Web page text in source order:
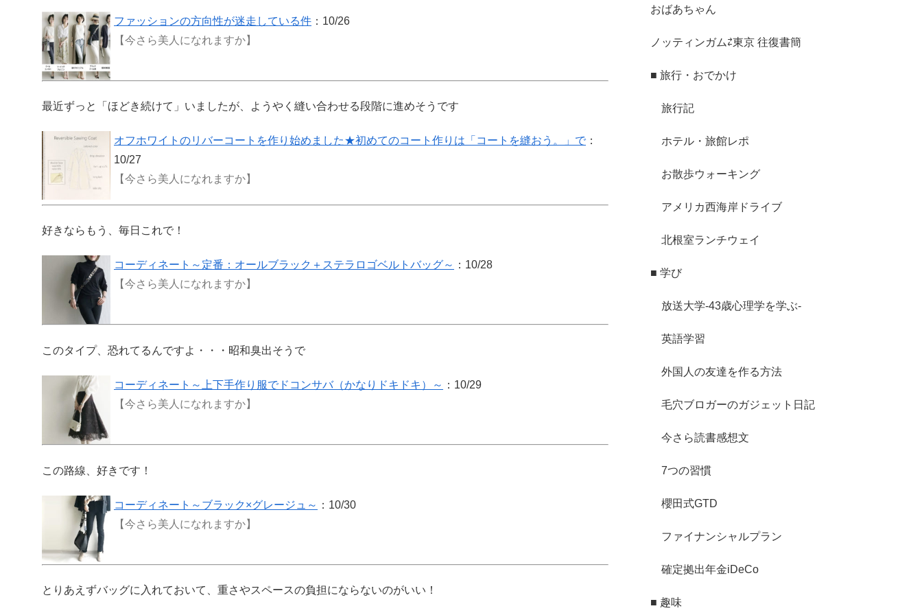
ファッションの方向性が迷走している件 ：10/26
【今さら美人になれますか】
最近ずっと「ほどき続けて」いましたが、ようやく縫い合わせる段階に進めそうです
オフホワイトのリバーコートを作り始めました★初めてのコート作りは「コートを縫おう。」で：
10/27
【今さら美人になれますか】
好きならもう、毎日これで！
コーディネート～定番：オールブラック＋ステラロゴベルトバッグ～ ：10/28
【今さら美人になれますか】
このタイプ、恐れてるんですよ・・・昭和臭出そうで
コーディネート～上下手作り服でドコンサバ（かなりドキドキ）～ ：10/29
【今さら美人になれますか】
この路線、好きです！
コーディネート～ブラック×グレージュ～ ：10/30
【今さら美人になれますか】
とりあえずバッグに入れておいて、重さやスペースの負担にならないのがいい！
おばあちゃん
ノッティンガム⇄東京 往復書簡
■ 旅行・おでかけ
旅行記
ホテル・旅館レポ
お散歩ウォーキング
アメリカ西海岸ドライブ
北根室ランチウェイ
■ 学び
放送大学-43歳心理学を学ぶ-
英語学習
外国人の友達を作る方法
毛穴ブロガーのガジェット日記
今さら読書感想文
7つの習慣
櫻田式GTD
ファイナンシャルプラン
確定拠出年金iDeCo
■ 趣味